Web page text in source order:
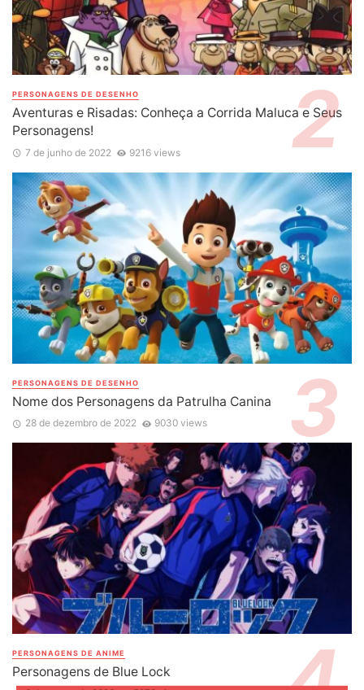
PERSONAGENS DE DESENHO
Aventuras e Risadas: Conheça a Corrida Maluca e Seus
Personagens!
7 de junho de 2022 9216 views
PERSONAGENS DE DESENHO
Nome dos Personagens da Patrulha Canina
28 de dezembro de 2022 9030 views
PERSONAGENS DE ANIME
Personagens de Blue Lock